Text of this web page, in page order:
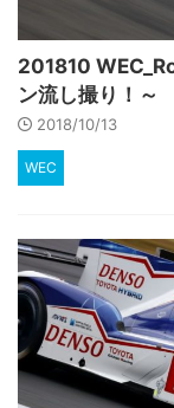
201810
ン流し撮り！～
2018/10/13
WEC